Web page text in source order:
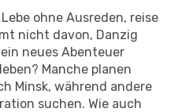
ohne Ausreden, reise
nicht davon, Danzig
neues Abenteuer
Manche planen
Minsk, während andere
suchen. Wie auch